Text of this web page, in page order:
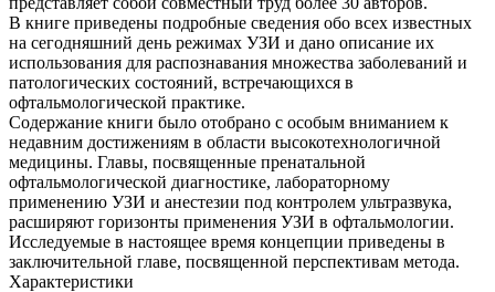
В книге приведены подробные сведения обо всех известных
на сегодняшний день режимах УЗИ и дано описание их
использования для распознавания множества заболеваний и
патологических состояний, встречающихся в
офтальмологической практике.
Содержание книги было отобрано с особым вниманием к
недавним достижениям в области высокотехнологичной
медицины. Главы, посвященные пренатальной
офтальмологической диагностике, лабораторному
применению УЗИ и анестезии под контролем ультразвука,
расширяют горизонты применения УЗИ в офтальмологии.
Исследуемые в настоящее время концепции приведены в
заключительной главе, посвященной перспективам метода.
Характеристики